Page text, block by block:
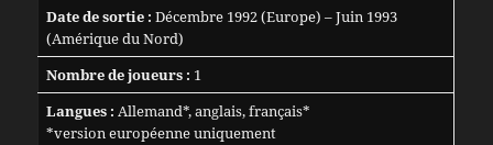
Date de sortie : Décembre 1992 (Europe) – Juin 1993
(Amérique du Nord)
Nombre de joueurs : 1
Langues : Allemand*, anglais, français*
*version européenne uniquement